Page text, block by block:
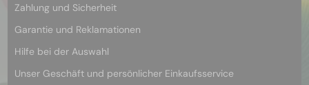
Zahlung und Sicherheit
Garantie und Reklamationen
Hilfe bei der Auswahl
Unser Geschäft und persönlicher Einkaufsservice